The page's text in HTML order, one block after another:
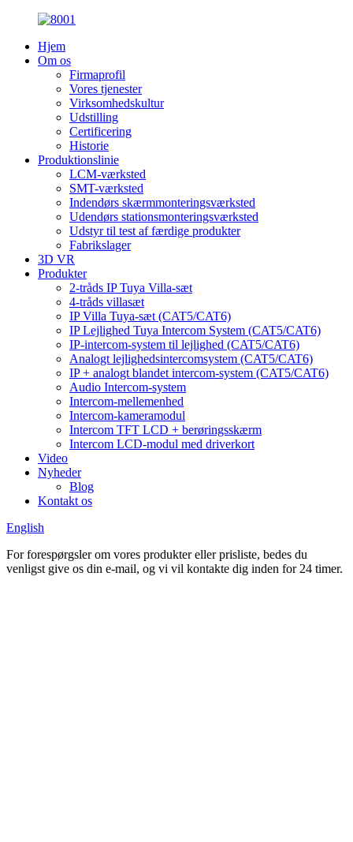
Hjem
Om os
Firmaprofil
Vores tjenester
Virksomhedskultur
Udstilling
Certificering
Historie
Produktionslinie
LCM-værksted
SMT-værksted
Indendørs skærmmonteringsværksted
Udendørs stationsmonteringsværksted
Udstyr til test af færdige produkter
Fabrikslager
3D VR
Produkter
2-tråds IP Tuya Villa-sæt
4-tråds villasæt
IP Villa Tuya-sæt (CAT5/CAT6)
IP Lejlighed Tuya Intercom System (CAT5/CAT6)
IP-intercom-system til lejlighed (CAT5/CAT6)
Analogt lejlighedsintercomsystem (CAT5/CAT6)
IP + analogt blandet intercom-system (CAT5/CAT6)
Audio Intercom-system
Intercom-mellemenhed
Intercom-kameramodul
Intercom TFT LCD + berøringsskærm
Intercom LCD-modul med driverkort
Video
Nyheder
Blog
Kontakt os
English
For forespørgsler om vores produkter eller prisliste, bedes du
venligst give os din e-mail, og vi vil kontakte dig inden for 24 timer.